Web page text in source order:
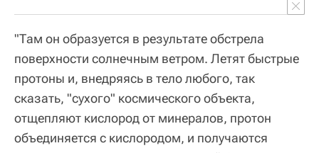
"Там он образуется в результате обстрела
поверхности солнечным ветром. Летят быстрые
протоны и, внедряясь в тело любого, так
сказать, "сухого" космического объекта,
отщепляют кислород от минералов, протон
объединяется с кислородом, и получаются